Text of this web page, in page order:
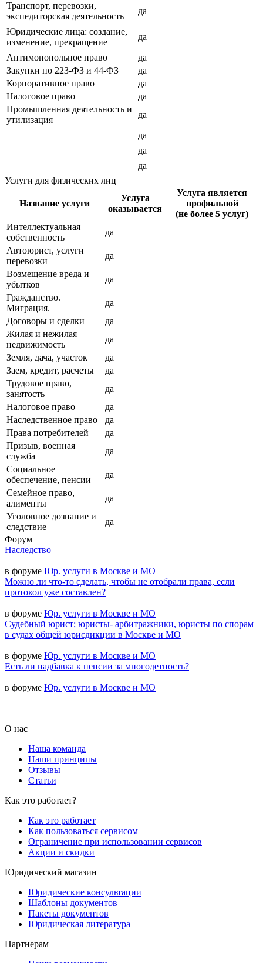
Транспорт, перевозки,
экспедиторская деятельность
да
Юридические лица: создание,
изменение, прекращение
да
Антимонопольное право
да
Закупки по 223-ФЗ и 44-ФЗ
да
Корпоративное право
да
Налоговое право
да
Промышленная деятельность и
утилизация
да
да
да
да
Услуги для физических лиц
Название услуги
Услуга
оказывается
Услуга является
профильной
(не более 5 услуг)
Интеллектуальная
собственность
да
Автоюрист, услуги
перевозки
да
Возмещение вреда и
убытков
да
Гражданство.
Миграция.
да
Договоры и сделки
да
Жилая и нежилая
недвижимость
да
Земля, дача, участок
да
Заем, кредит, расчеты
да
Трудовое право,
занятость
да
Налоговое право
да
Наследственное право
да
Права потребителей
да
Призыв, военная
служба
да
Социальное
обеспечение, пенсии
да
Семейное право,
алименты
да
Уголовное дознание и
следствие
да
Форум
Наследство
в форуме Юр. услуги в Москве и МО
Можно ли что-то сделать, чтобы не отобрали права, если
протокол уже составлен?
в форуме Юр. услуги в Москве и МО
Судебный юрист; юристы- арбитражники, юристы по спорам
в судах общей юрисдикции в Москве и МО
в форуме Юр. услуги в Москве и МО
Есть ли надбавка к пенсии за многодетность?
в форуме Юр. услуги в Москве и МО
О нас
Наша команда
Наши принципы
Отзывы
Статьи
Как это работает?
Как это работает
Как пользоваться сервисом
Ограничение при использовании сервисов
Акции и скидки
Юридический магазин
Юридические консультации
Шаблоны документов
Пакеты документов
Юридическая литература
Партнерам